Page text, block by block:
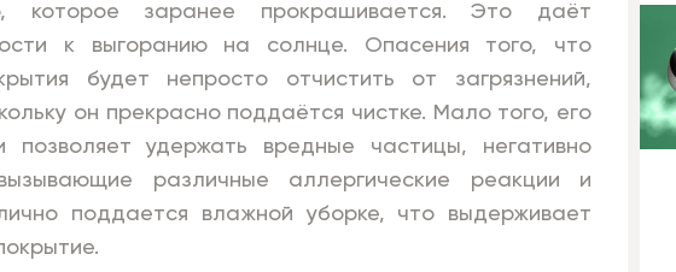
которое заранее прокрашивается. Это даёт
к выгоранию на солнце. Опасения того, что
будет непросто отчистить от загрязнений,
он прекрасно поддаётся чистке. Мало того, его
позволяет удержать вредные частицы, негативно
различные аллергические реакции и
поддается влажной уборке, что выдерживает